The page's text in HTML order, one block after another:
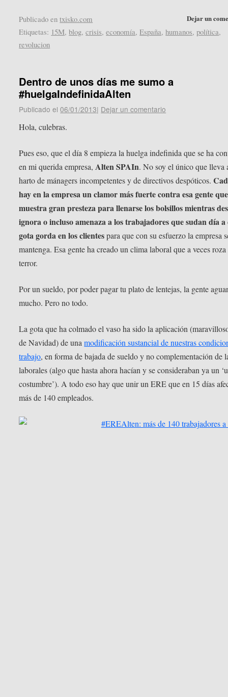
Dejar un
Publicado en txisko.com
Etiquetas: 15M,blog,crisis,economía,España,humanos,política,
revolucion
Dentro de unos días me sumo a
#huelgaIndefinidaAlten
Publicado el 06/01/2013| Dejar un comentario
Hola, culebras.
Pues eso, que el día 8 empieza la huelga indefinida que se ha
en mi querida empresa,Alten SPAIn. No soy el único que lleva
harto de mánagers incompetentes y de directivos despóticos.
hay en la empresa un clamor más fuerte contra esa gente
muestra gran presteza para llenarse los bolsillos mientras
ignora o incluso amenaza a los trabajadores que sudan día
gota gorda en los clientespara que con su esfuerzo la empresa
mantenga. Esa gente ha creado un clima laboral que a veces
terror.
Por un sueldo, por poder pagar tu plato de lentejas, la gente
mucho. Pero no todo.
La gota que ha colmado el vaso ha sido la aplicación
de Navidad) de unamodificación sustancial de nuestras
trabajo, en forma de bajada de sueldo y no complementación de
laborales (algo que hasta ahora hacían y se consideraban ya un
costumbre’). A todo eso hay que unir un ERE que en 15 días
más de 140 empleados.